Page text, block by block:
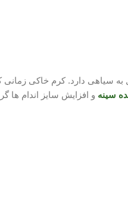
سیاهی دارد. کرم خاکی
سینه و افزایش سایز اندام